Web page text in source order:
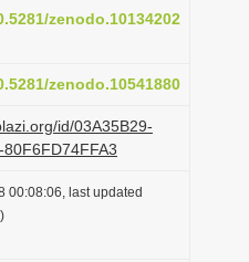
zenodo.10134202
zenodo.10541880
id/03A35B29-
00:08:06, last updated